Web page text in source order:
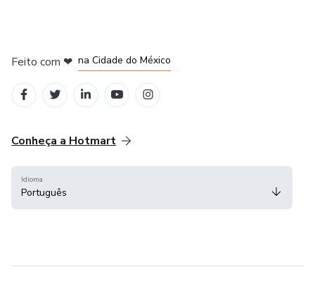
Feito com ❤ na Cidade do México
Conheça a Hotmart
Idioma
Português